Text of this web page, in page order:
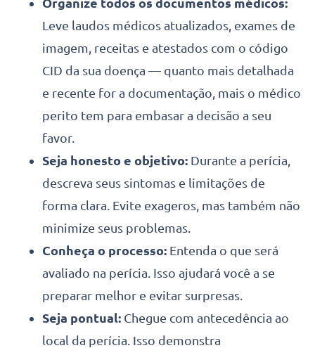
Leve laudos médicos atualizados, exames de
imagem, receitas e atestados com o código
CID da sua doença — quanto mais detalhada
e recente for a documentação, mais o médico
perito tem para embasar a decisão a seu
favor.
Seja honesto e objetivo: Durante a perícia,
descreva seus sintomas e limitações de
forma clara. Evite exageros, mas também não
minimize seus problemas.
Conheça o processo: Entenda o que será
avaliado na perícia. Isso ajudará você a se
preparar melhor e evitar surpresas.
Seja pontual: Chegue com antecedência ao
local da perícia. Isso demonstra